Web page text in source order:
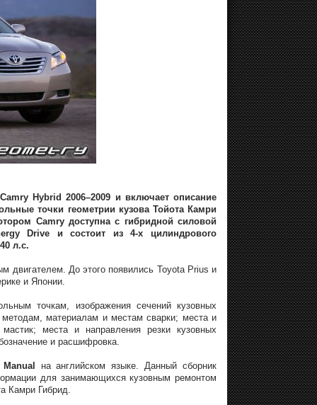
Hybrid 2006–2009 и включает описание
точки геометрии кузова Тойота Камри
Camry доступна с гибридной силовой
Drive и состоит из 4-х цилиндрового
л.с.
двигателем. До этого появились Toyota Prius и
и Японии.
точкам, изображения сечений кузовных
материалам и местам сварки; места и
места и направления резки кузовных
и расшифровка.
на английском языке. Данный сборник
для занимающихся кузовным ремонтом
Камри Гибрид.